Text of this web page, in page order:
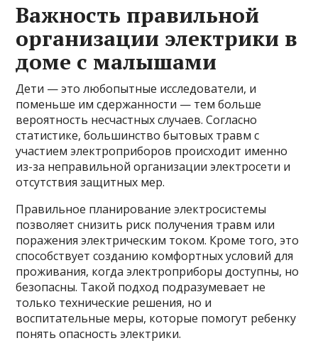
Важность правильной
организации электрики в
доме с малышами
Дети — это любопытные исследователи, и
поменьше им сдержанности — тем больше
вероятность несчастных случаев. Согласно
статистике, большинство бытовых травм с
участием электроприборов происходит именно
из-за неправильной организации электросети и
отсутствия защитных мер.
Правильное планирование электросистемы
позволяет снизить риск получения травм или
поражения электрическим током. Кроме того, это
способствует созданию комфортных условий для
проживания, когда электроприборы доступны, но
безопасны. Такой подход подразумевает не
только технические решения, но и
воспитательные меры, которые помогут ребенку
понять опасность электрики.